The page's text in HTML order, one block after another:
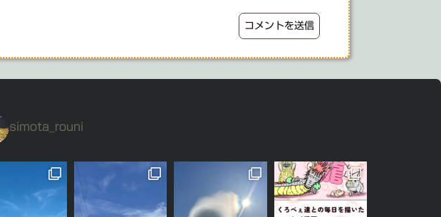
simota_rouni
が「龍雲
をみつけて
」と言ってきました。 そういう 1枚目は少し前の写真で、今年の春先に撮影したものです
雲 この度noteの方で、新しくくろべぇ達との日常を描いたエッセイマンガを連載